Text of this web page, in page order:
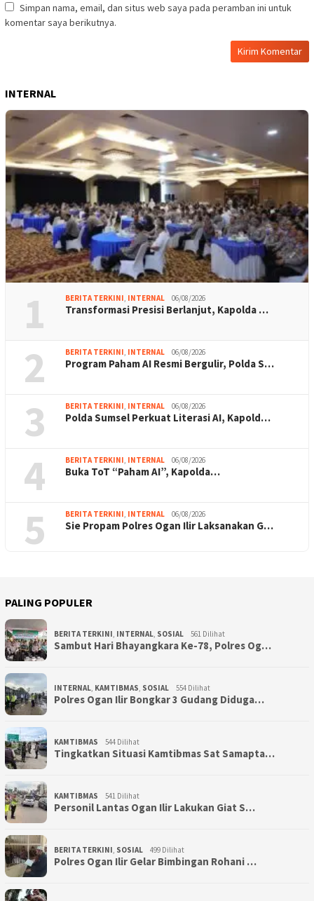
Simpan nama, email, dan situs web saya pada peramban ini untuk
komentar saya berikutnya.
INTERNAL
1 BERITA TERKINI INTERNAL 06/08/2026
Transformasi Presisi Berlanjut, Kapolda …
2 BERITA TERKINI INTERNAL 06/08/2026
Program Paham AI Resmi Bergulir, Polda S…
3 BERITA TERKINI INTERNAL 06/08/2026
Polda Sumsel Perkuat Literasi AI, Kapold…
4 BERITA TERKINI INTERNAL 06/08/2026
Buka ToT “Paham AI”, Kapolda…
5 BERITA TERKINI INTERNAL 06/08/2026
Sie Propam Polres Ogan Ilir Laksanakan G…
PALING POPULER
BERITA TERKINI INTERNAL SOSIAL 561 Dilihat
Sambut Hari Bhayangkara Ke-78, Polres Og…
INTERNAL KAMTIBMAS SOSIAL 554 Dilihat
Polres Ogan Ilir Bongkar 3 Gudang Diduga…
KAMTIBMAS 544 Dilihat
Tingkatkan Situasi Kamtibmas Sat Samapta…
KAMTIBMAS 541 Dilihat
Personil Lantas Ogan Ilir Lakukan Giat S…
BERITA TERKINI SOSIAL 499 Dilihat
Polres Ogan Ilir Gelar Bimbingan Rohani …